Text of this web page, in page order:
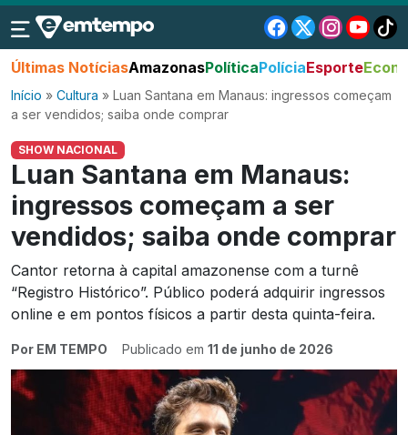
Últimas NotíciasAmazonasPolíticaPolíciaEsporte
Início » Cultura » Luan Santana em Manaus: ingressos começam
a ser vendidos; saiba onde comprar
SHOW NACIONAL
Luan Santana em Manaus:
ingressos começam a ser
vendidos; saiba onde comprar
Cantor retorna à capital amazonense com a turnê
“Registro Histórico”. Público poderá adquirir ingressos
online e em pontos físicos a partir desta quinta-feira.
Por EM TEMPO Publicado em 11 de junho de 2026